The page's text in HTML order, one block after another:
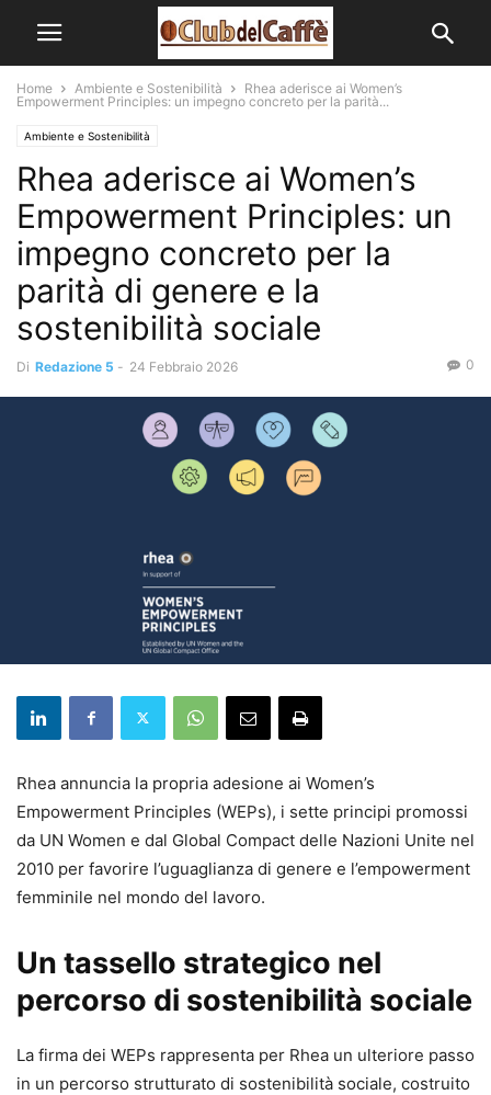
Home Ambiente e Sostenibilità
Rhea aderisce ai Women’s
Empowerment Principles: un impegno concreto per la parità...
Ambiente e Sostenibilità
Rhea aderisce ai Women’s
Empowerment Principles: un
impegno concreto per la
parità di genere e la
sostenibilità sociale
Di Redazione 5 - 24 Febbraio 2026 0
Rhea annuncia la propria adesione ai Women’s
Empowerment Principles (WEPs), i sette principi promossi
da UN Women e dal Global Compact delle Nazioni Unite nel
2010 per favorire l’uguaglianza di genere e l’empowerment
femminile nel mondo del lavoro.
Un tassello strategico nel
percorso di sostenibilità sociale
La firma dei WEPs rappresenta per Rhea un ulteriore passo
in un percorso strutturato di sostenibilità sociale, costruito